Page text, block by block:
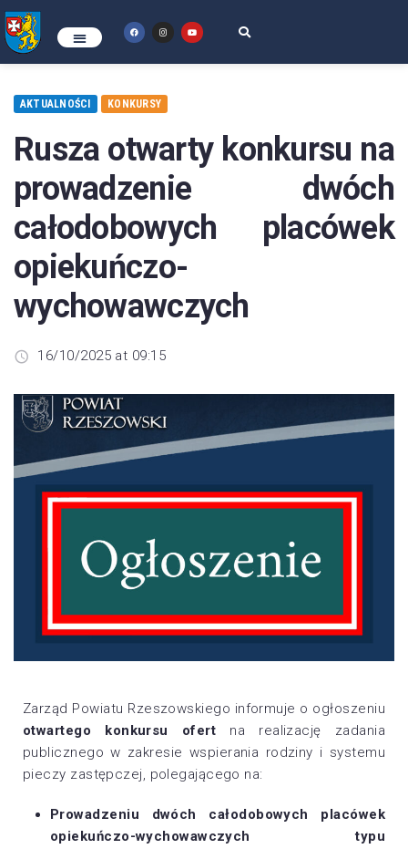
AKTUALNOŚCI KONKURSY
Rusza otwarty konkursu na
prowadzenie dwóch
całodobowych placówek
opiekuńczo-
wychowawczych
16/10/2025 at 09:15
Zarząd Powiatu Rzeszowskiego informuje o ogłoszeniu
otwartego konkursu ofert na realizację zadania
publicznego w zakresie wspierania rodziny i systemu
pieczy zastępczej, polegającego na:
Prowadzeniu dwóch całodobowych placówek
opiekuńczo-wychowawczych typu